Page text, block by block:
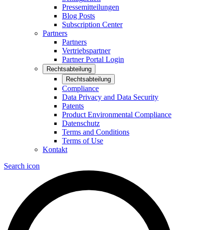
Pressemitteilungen
Blog Posts
Subscription Center
Partners
Partners
Vertriebspartner
Partner Portal Login
Rechtsabteilung
Rechtsabteilung
Compliance
Data Privacy and Data Security
Patents
Product Environmental Compliance
Datenschutz
Terms and Conditions
Terms of Use
Kontakt
Search icon